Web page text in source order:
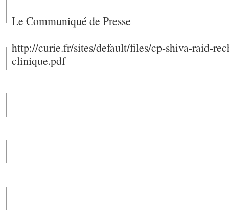
Le Communiqué de Presse
http://curie.fr/sites/default/files/cp-shiva-raid-
clinique.pdf